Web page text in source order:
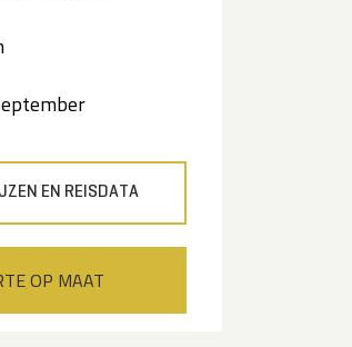
EN REISDATA
OP MAAT